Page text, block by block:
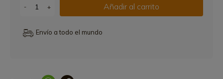
- + Añadir al carrito
Envío a todo el mundo